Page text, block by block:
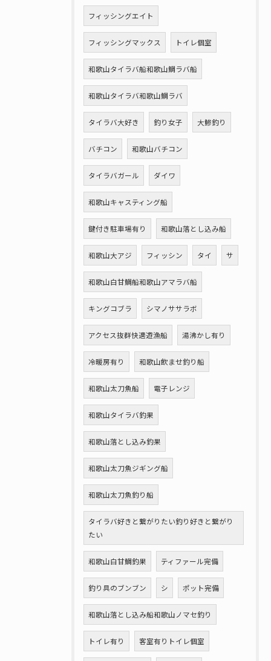
フィッシングエイト
フィッシングマックス トイレ個室
和歌山タイラバ船和歌山鯛ラバ船
和歌山タイラバ和歌山鯛ラバ
タイラバ大好き 釣り女子 大鯵釣り
バチコン 和歌山バチコン
タイラバガール ダイワ
和歌山キャスティング船
鍵付き駐車場有り 和歌山落とし込み船
和歌山大アジ フィッシン タイ サ
和歌山白甘鯛船和歌山アマラバ船
キングコブラ シマノササラボ
アクセス抜群快適遊漁船 湯沸かし有り
冷暖房有り 和歌山飲ませ釣り船
和歌山太刀魚船 電子レンジ
和歌山タイラバ釣果
和歌山落とし込み釣果
和歌山太刀魚ジギング船
和歌山太刀魚釣り船
タイラバ好きと繋がりたい釣り好きと繋がり
たい
和歌山白甘鯛釣果 ティファール完備
釣り具のブンブン シ ポット完備
和歌山落とし込み船和歌山ノマセ釣り
トイレ有り 客室有りトイレ個室